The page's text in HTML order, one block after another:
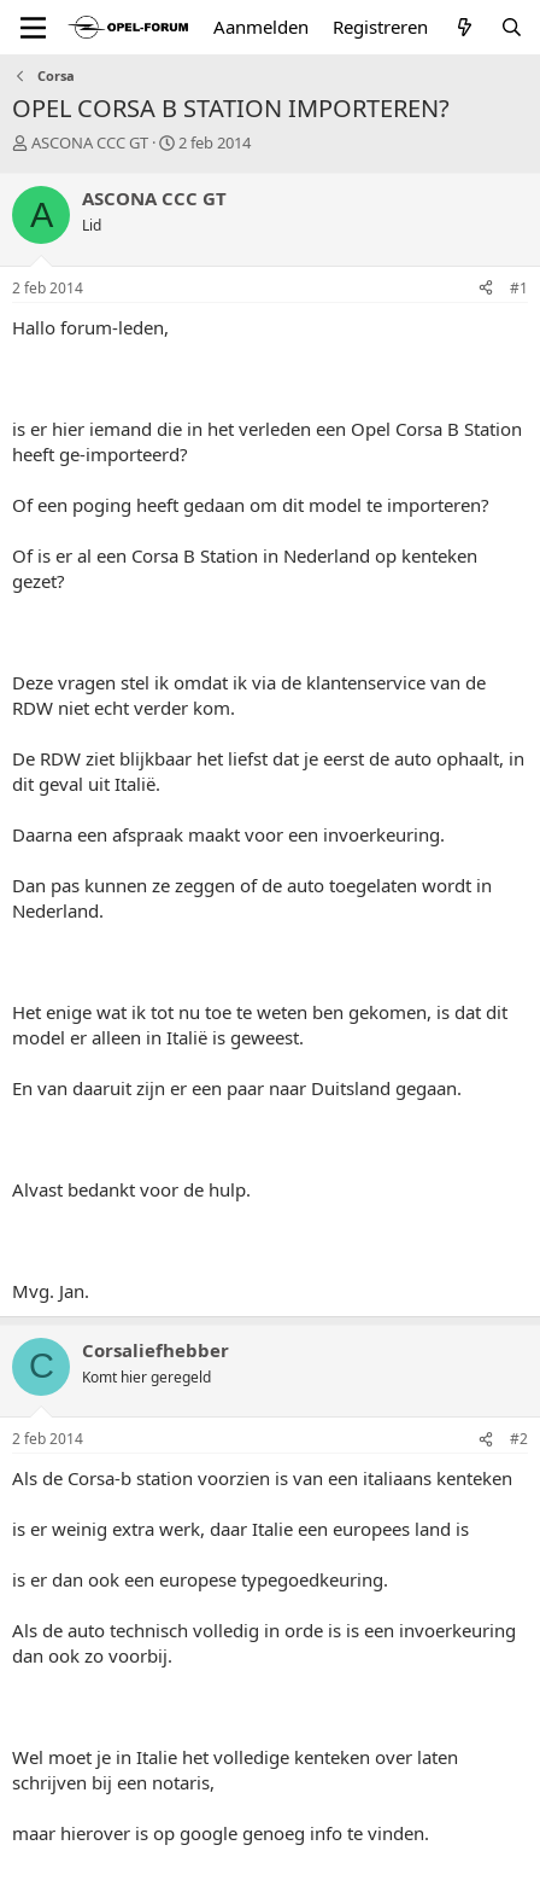
Aanmelden Registreren
Corsa
OPEL CORSA B STATION IMPORTEREN?
T
p
c
s
a
t
ASCONA CCC GT
S
r
a
2 feb 2014
A ASCONA CCC GT
Lid
2 feb 2014 #1
Hallo forum-leden,
is er hier iemand die in het verleden een Opel Corsa B Station
heeft ge-importeerd?
Of een poging heeft gedaan om dit model te importeren?
Of is er al een Corsa B Station in Nederland op kenteken
gezet?
Deze vragen stel ik omdat ik via de klantenservice van de
RDW niet echt verder kom.
De RDW ziet blijkbaar het liefst dat je eerst de auto ophaalt, in
dit geval uit Italië.
Daarna een afspraak maakt voor een invoerkeuring.
Dan pas kunnen ze zeggen of de auto toegelaten wordt in
Nederland.
Het enige wat ik tot nu toe te weten ben gekomen, is dat dit
model er alleen in Italië is geweest.
En van daaruit zijn er een paar naar Duitsland gegaan.
Alvast bedankt voor de hulp.
Mvg. Jan.
C Corsaliefhebber
Komt hier geregeld
2 feb 2014 #2
Als de Corsa-b station voorzien is van een italiaans kenteken
is er weinig extra werk, daar Italie een europees land is
is er dan ook een europese typegoedkeuring.
Als de auto technisch volledig in orde is is een invoerkeuring
dan ook zo voorbij.
Wel moet je in Italie het volledige kenteken over laten
schrijven bij een notaris,
maar hierover is op google genoeg info te vinden.